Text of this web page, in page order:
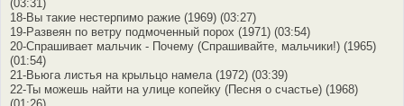
(03:31)
18-Вы такие нестерпимо ражие (1969) (03:27)
19-Развеян по ветру подмоченный порох (1971) (03:54)
20-Спрашивает мальчик - Почему (Спрашивайте, мальчики!) (1965)
(01:54)
21-Вьюга листья на крыльцо намела (1972) (03:39)
22-Ты можешь найти на улице копейку (Песня о счастье) (1968)